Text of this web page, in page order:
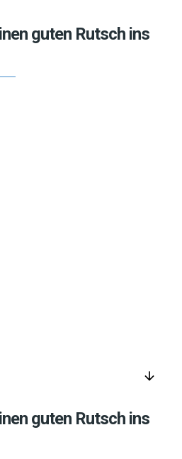
guten Rutsch ins
arrow_downward
guten Rutsch ins